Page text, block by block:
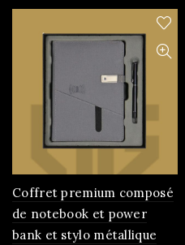
Coffret premium composé
de notebook et power
bank et stylo métallique